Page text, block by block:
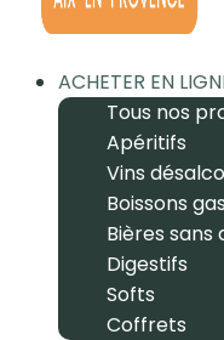
ACHETER EN
Tous nos
Apéritifs
Vins
Boissons
Bières sans
Digestifs
Softs
Coffrets